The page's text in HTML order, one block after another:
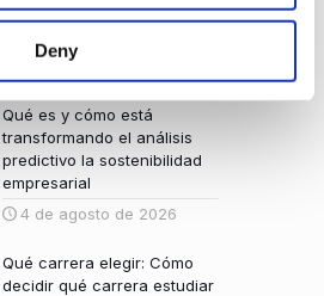
Deny
la universidad y cuándo no
6 de agosto de 2026
Qué es y cómo está
transformando el análisis
predictivo la sostenibilidad
empresarial
4 de agosto de 2026
Qué carrera elegir: Cómo
decidir qué carrera estudiar